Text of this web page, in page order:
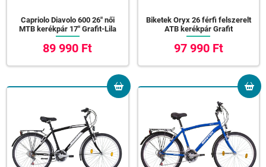
Capriolo Diavolo 600 26" női
MTB kerékpár 17" Grafit-Lila
89 990 Ft
Biketek Oryx 26 férfi felszerelt
ATB kerékpár Grafit
97 990 Ft